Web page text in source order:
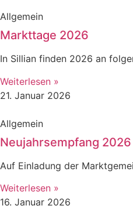
Allgemein
Markttage 2026
In Sillian finden 2026 an
Weiterlesen »
21. Januar 2026
Allgemein
Neujahrsempfang 2026
Auf Einladung der
Weiterlesen »
16. Januar 2026